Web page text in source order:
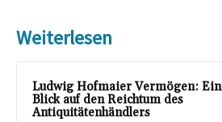
Weiterlesen
Ludwig Hofmaier Vermögen: Ein
Blick auf den Reichtum des
Antiquitätenhändlers